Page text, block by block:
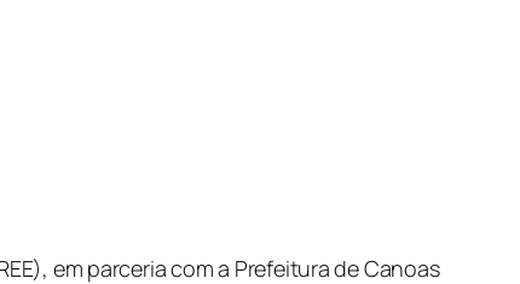
em parceria com a Prefeitura de Canoas